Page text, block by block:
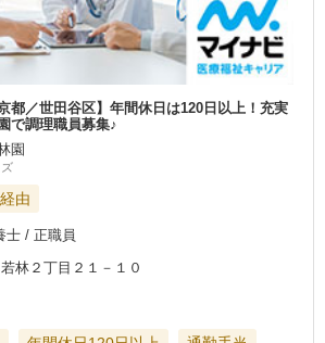
都／世田谷区】年間休日は120日以上！充実
で調理職員募集♪
園
由
士 / 正職員
林２丁目２１－１０